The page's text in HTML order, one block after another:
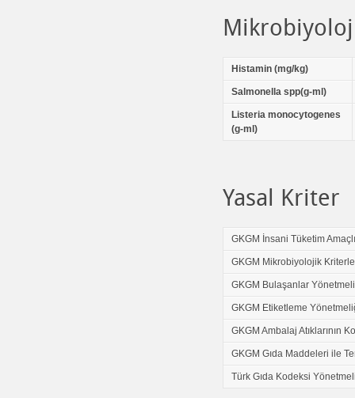
Histamin (mg/kg)
Salmonella spp(g-ml)
Listeria monocytogenes
(g-ml)
Yasal Kriter
GKGM İnsani Tüketim
GKGM Mikrobiyolojik
GKGM Bulaşanlar
GKGM Etiketleme
GKGM Ambalaj Atıklarının
GKGM Gıda Maddeleri ile
Türk Gıda Kodeksi